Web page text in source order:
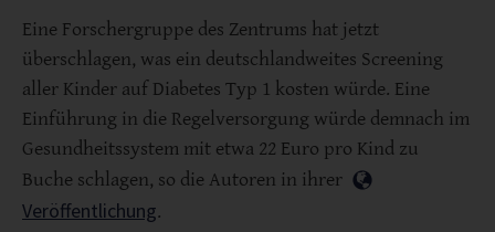
Eine Forschergruppe des Zentrums hat jetzt
überschlagen, was ein deutschlandweites Screening
aller Kinder auf Diabetes Typ 1 kosten würde. Eine
Einführung in die Regelversorgung würde demnach im
Gesundheitssystem mit etwa 22 Euro pro Kind zu
Buche schlagen, so die Autoren in ihrer
Veröffentlichung.